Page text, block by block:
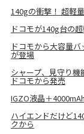
140gの衝撃！ 超軽
ドコモが140g台の
ドコモから大容量
が登場
シャープ、見守り機
ドコモから発売
IGZO液晶＋
ハイエンドだけど
クから